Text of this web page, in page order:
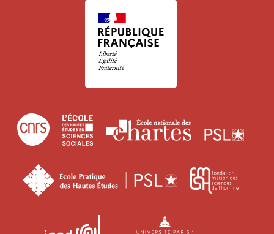
Centre
national
la
scientifique
École
des
études
sciences
École
pratique
hautes